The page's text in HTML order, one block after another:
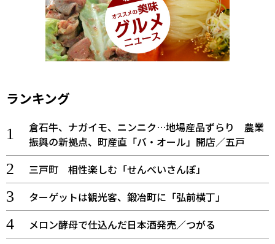
ランキング
倉石牛、ナガイモ、ニンニク…地場産品ずらり 農業
振興の新拠点、町産直「バ・オール」開店／五戸
三戸町 相性楽しむ「せんべいさんぽ」
ターゲットは観光客、鍛冶町に「弘前横丁」
メロン酵母で仕込んだ日本酒発売／つがる